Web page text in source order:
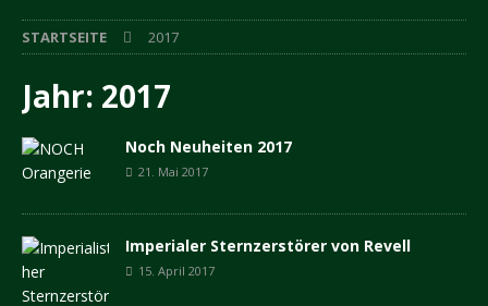
STARTSEITE 2017
Jahr: 2017
Noch Neuheiten 2017
21. Mai 2017
Imperialer Sternzerstörer von Revell
15. April 2017